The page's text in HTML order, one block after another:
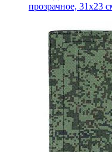
прозрачное, 31х23